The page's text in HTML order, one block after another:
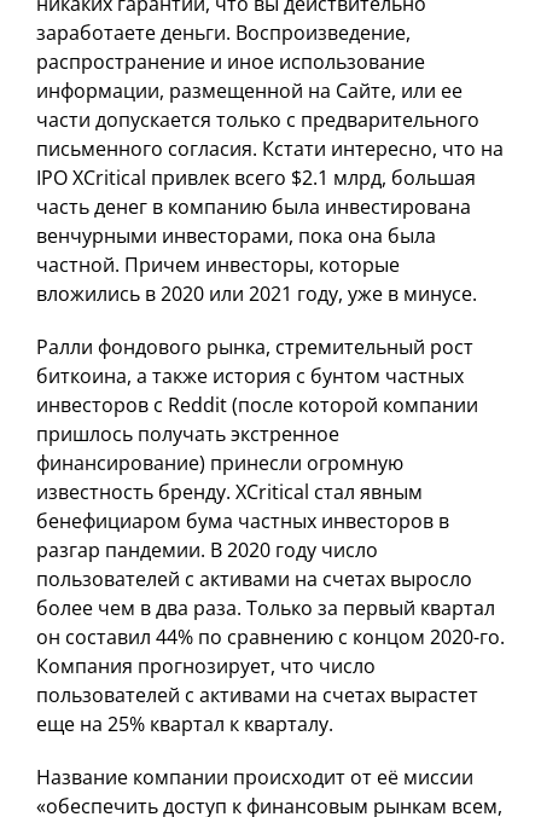
заработаете деньги. Воспроизведение,
распространение и иное использование
информации, размещенной на Сайте, или ее
части допускается только с предварительного
письменного согласия. Кстати интересно, что на
IPO XCritical привлек всего $2.1 млрд, большая
часть денег в компанию была инвестирована
венчурными инвесторами, пока она была
частной. Причем инвесторы, которые
вложились в 2020 или 2021 году, уже в минусе.
Ралли фондового рынка, стремительный рост
биткоина, а также история с бунтом частных
инвесторов с Reddit (после которой компании
пришлось получать экстренное
финансирование) принесли огромную
известность бренду. XCritical стал явным
бенефициаром бума частных инвесторов в
разгар пандемии. В 2020 году число
пользователей с активами на счетах выросло
более чем в два раза. Только за первый квартал
он составил 44% по сравнению с концом 2020-го.
Компания прогнозирует, что число
пользователей с активами на счетах вырастет
еще на 25% квартал к кварталу.
Название компании происходит от её миссии
«обеспечить доступ к финансовым рынкам всем,